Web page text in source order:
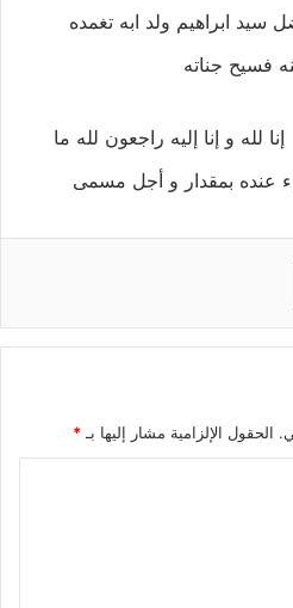
سيد ابراهيم ولد ابه تغمده
فسيح جناته
لله و إنا إليه راجعون لله ما
عنده بمقدار و أجل مسمى
طباعة
الحقول الإلزامية مشار إليها بـ *